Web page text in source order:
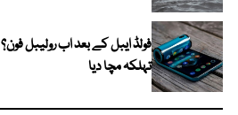
فولڈ ایبل کے بعد اب رولیبل
تہلکہ مچا دیا